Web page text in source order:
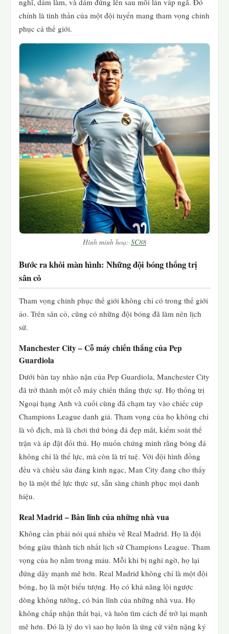
nghĩ, dám làm, và dám đứng lên sau mỗi lần vấp ngã. Đó
chính là tinh thần của một đội tuyển mang tham vọng chinh
phục cả thế giới.
Hình minh hoạ: SC88
Bước ra khỏi màn hình: Những đội bóng thống trị
sân cỏ
Tham vọng chinh phục thế giới không chỉ có trong thế giới
ảo. Trên sân cỏ, cũng có những đội bóng đã làm nên lịch
sử.
Manchester City – Cỗ máy chiến thắng của Pep
Guardiola
Dưới bàn tay nhào nặn của Pep Guardiola, Manchester City
đã trở thành một cỗ máy chiến thắng thực sự. Họ thống trị
Ngoại hạng Anh và cuối cùng đã chạm tay vào chiếc cúp
Champions League danh giá. Tham vọng của họ không chỉ
là vô địch, mà là chơi thứ bóng đá đẹp mắt, kiểm soát thế
trận và áp đặt đối thủ. Họ muốn chứng minh rằng bóng đá
không chỉ là thể lực, mà còn là trí tuệ. Với đội hình đồng
đều và chiều sâu đáng kinh ngạc, Man City đang cho thấy
họ là một thế lực thực sự, sẵn sàng chinh phục mọi danh
hiệu.
Real Madrid – Bản lĩnh của những nhà vua
Không cần phải nói quá nhiều về Real Madrid. Họ là đội
bóng giàu thành tích nhất lịch sử Champions League. Tham
vọng của họ nằm trong máu. Mỗi khi bị nghi ngờ, họ lại
đứng dậy mạnh mẽ hơn. Real Madrid không chỉ là một đội
bóng, họ là một biểu tượng. Họ có khả năng lội ngược
dòng không tưởng, có bản lĩnh của những nhà vua. Họ
không chấp nhận thất bại, và luôn tìm cách để trở lại mạnh
mẽ hơn. Đó là lý do vì sao họ luôn là ứng cử viên nặng ký